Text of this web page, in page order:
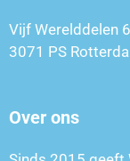
Vijf Werelddelen
3071 PS
Over ons